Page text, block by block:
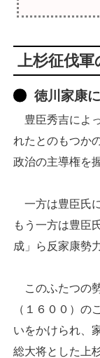
上杉征伐軍
徳川家康
豊臣秀吉によ
れたとのもつか
政治の主導権を
一方は豊臣氏
もう一方は豊臣
成」ら反家康勢
このふたつの
（１６００）の
いをかけられ、
総大将とした上